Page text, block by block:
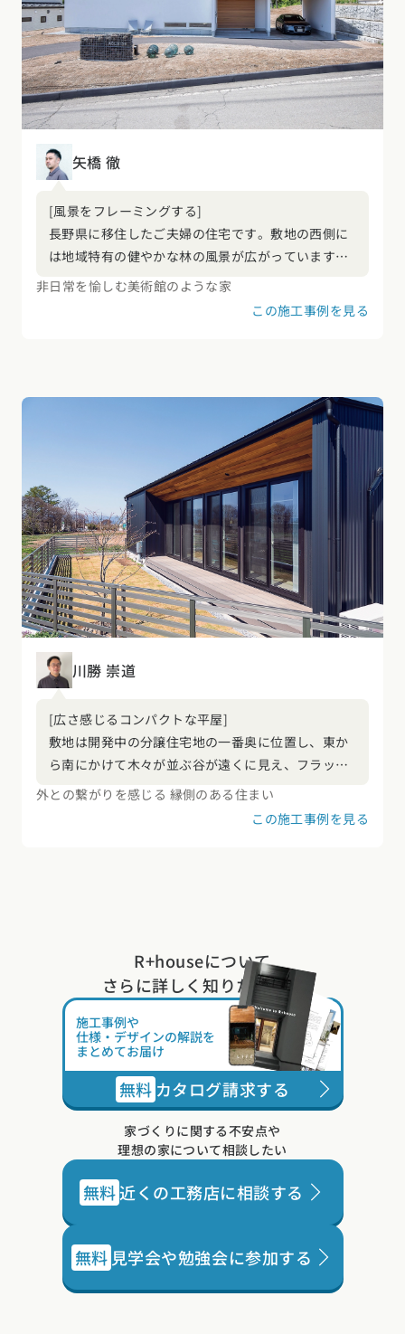
矢橋 徹
[風景をフレーミングする]
長野県に移住したご夫婦の住宅です。敷地の西側に
は地域特有の健やかな林の風景が広がっています。
林が斜角の低い西日をほどよくカットしてくれるた
め、西側であっても大胆に開くことを容認してくれ
ています。広く大きな窓を連続させたシンプルな立
る、暮らしのアクティビティに常に林が関係づけら
れ、奥行ある開放的な住空間となっています。
非日常を愉しむ美術館のような家
この施工事例を見る
川勝 崇道
[広さ感じるコンパクトな平屋]
敷地は開発中の分譲住宅地の一番奥に位置し、東か
ら南にかけて木々が並ぶ谷が遠くに見え、フラット
にひらけた気持ちの良い場所です。大きな連続掃き
出し窓によって、遠くの景色と庭、そしてLDKが繋
外との繋がりを感じる 縁側のある住まい
この施工事例を見る
R+houseについて
さらに詳しく知りたい方は
施工事例や
仕様・デザインの解説を
まとめてお届け
無料 カタログ請求する
家づくりに関する不安点や
理想の家について相談したい
無料近くの工務店に相談する
無料 見学会や勉強会に参加する